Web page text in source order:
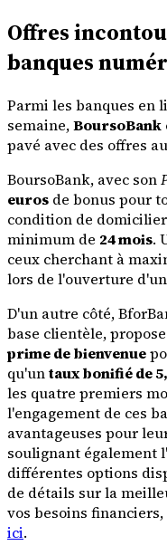
Offres
banques
Parmi les banques en
semaine,BoursoBank
pavé avec des offres
BoursoBank, avec son
euros de bonus pour
condition de
minimum de 24 mois.
ceux cherchant à
lors de l'ouverture
D'un autre côté,
base clientèle,
prime de bienvenue
qu'untaux bonifié de
les quatre premiers
l'engagement de ces
avantageuses pour
soulignant également
différentes options
de détails sur la
vos besoins
ici.